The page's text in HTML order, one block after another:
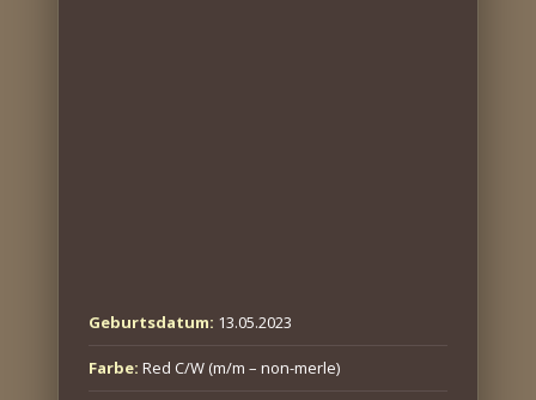
Geburtsdatum: 13.05.2023
Farbe: Red C/W (m/m – non-merle)